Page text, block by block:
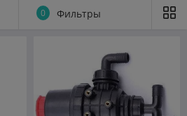
0 Фильтры